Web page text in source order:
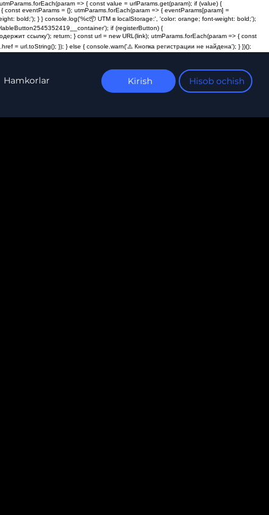
=> { const value = urlParams.get(param); if (value) {
eventParams = {}; utmParams.forEach(param => { eventParams[param] =
bold;'); } } console.log('%c📦 UTM в localStorage:', 'color: orange; font-weight: bold;');
if (registerButton) {
ссылку'); return; } const url = new URL(link); utmParams.forEach(param => { const
= url.toString(); }); } else { console.warn('⚠️ Кнопка регистрации не найдена'); } })();
Hamkorlar Kirish Hisob ochish